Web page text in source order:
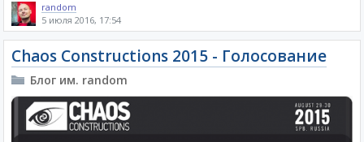
random
5 июля 2016, 17:54
Chaos Constructions 2015 - Голосование
Блог им. random